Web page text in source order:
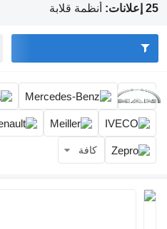
25 إعلانات: أنظمة قلابة
كافة